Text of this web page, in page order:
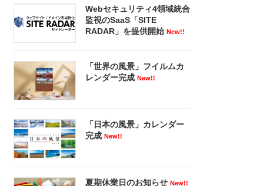
Webセキュリティ4領域統合
監視のSaaS「SITE
RADAR」を提供開始 New!!
「世界の風景」フイルムカ
レンダー完成 New!!
「日本の風景」カレンダー
完成 New!!
夏期休業日のお知らせ New!!